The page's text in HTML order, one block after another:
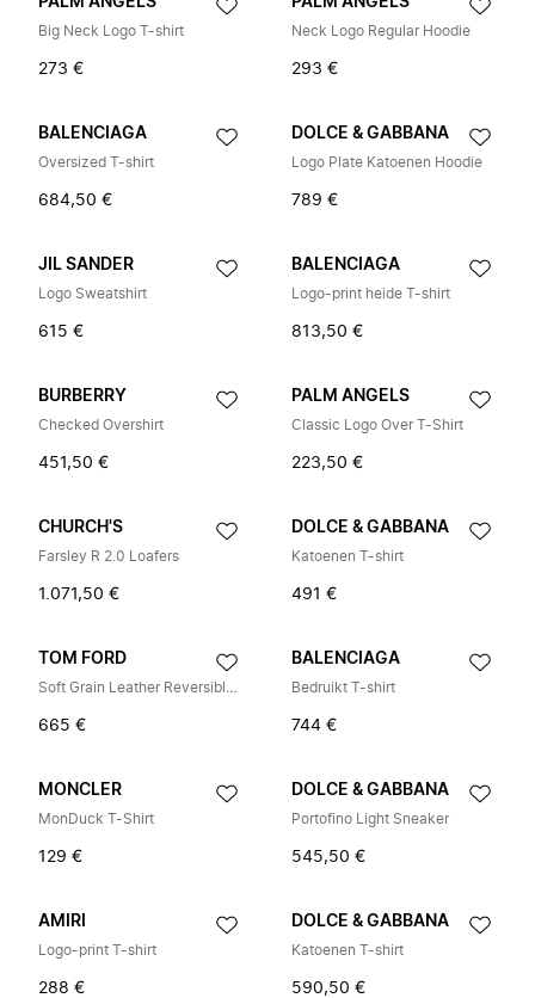
Big Neck Logo T-shirt
273 €
Neck Logo Regular Hoodie
293 €
BALENCIAGA
Oversized T-shirt
684,50 €
DOLCE & GABBANA
Logo Plate Katoenen Hoodie
789 €
JIL SANDER
Logo Sweatshirt
615 €
BALENCIAGA
Logo-print heide T-shirt
813,50 €
BURBERRY
Checked Overshirt
451,50 €
PALM ANGELS
Classic Logo Over T-Shirt
223,50 €
CHURCH'S
Farsley R 2.0 Loafers
1.071,50 €
DOLCE & GABBANA
Katoenen T-shirt
491 €
TOM FORD
Soft Grain Leather Reversible T Belt 40 mm
665 €
BALENCIAGA
Bedruikt T-shirt
744 €
MONCLER
MonDuck T-Shirt
129 €
DOLCE & GABBANA
Portofino Light Sneaker
545,50 €
AMIRI
Logo-print T-shirt
288 €
DOLCE & GABBANA
Katoenen T-shirt
590,50 €